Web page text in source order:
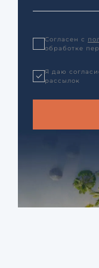
Согласен с
обработке
Я даю
рассылок